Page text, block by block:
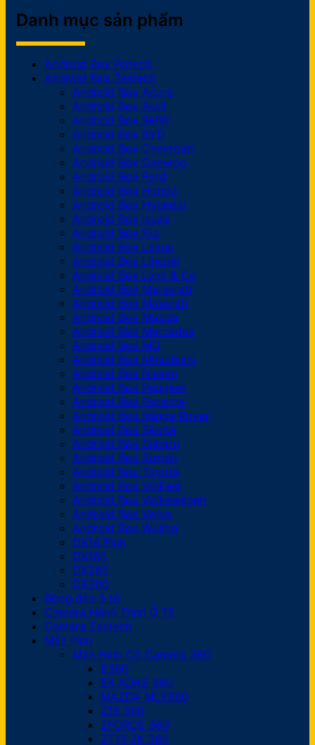
Danh mục sản phẩm
Android Box Potech
Android Box Zestech
Android Box Acura
Android Box Audi
Android Box BMW
Android Box BYD
Android Box Chevrolet
Android Box Daewoo
Android Box Ford
Android Box Honda
Android Box Hyundai
Android Box Isuzu
Android Box Kia
Android Box Lexus
Android Box Lincoln
Android Box Lynk & Co
Android Box Marserati
Android Box Maserati
Android Box Mazda
Android Box Mercedes
Android Box MG
Android Box Mitsubishi
Android Box Nissan
Android Box Peugeot
Android Box Porsche
Android Box Range Rover
Android Box Skoda
Android Box Subaru
Android Box Suzuki
Android Box Toyota
Android Box VinFast
Android Box Volkswagen
Android Box Volvo
Android Box Wuling
DX14 Plus
DX165
DX265
DX300
Bóng đèn ô tô
Camera Hành Trình Ô Tô
Camera Zestech
Màn hình
Màn Hình Có Camera 360
E360
EX ADAS 360
MAZDA MLK360
Z18 360
ZFORCE 360
ZT13 2K 360